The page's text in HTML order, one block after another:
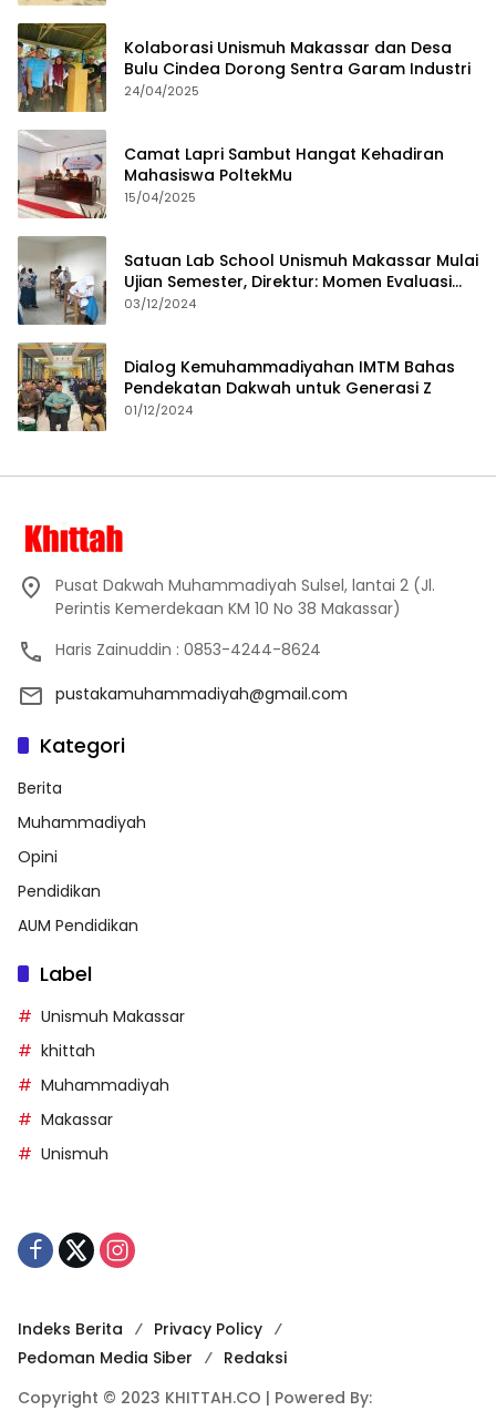
Kolaborasi Unismuh Makassar dan Desa
Bulu Cindea Dorong Sentra Garam Industri
24/04/2025
Camat Lapri Sambut Hangat Kehadiran
Mahasiswa PoltekMu
15/04/2025
Satuan Lab School Unismuh Makassar Mulai
Ujian Semester, Direktur: Momen Evaluasi
Proses Pembelajaran
03/12/2024
Dialog Kemuhammadiyahan IMTM Bahas
Pendekatan Dakwah untuk Generasi Z
01/12/2024
Pusat Dakwah Muhammadiyah Sulsel, lantai 2 (Jl.
Perintis Kemerdekaan KM 10 No 38 Makassar)
Haris Zainuddin : 0853-4244-8624
pustakamuhammadiyah@gmail.com
Kategori
Berita
Muhammadiyah
Opini
Pendidikan
AUM Pendidikan
Label
Unismuh Makassar
khittah
Muhammadiyah
Makassar
Unismuh
Indeks Berita
Privacy Policy
Pedoman Media Siber
Redaksi
Copyright © 2023 KHITTAH.CO | Powered By: